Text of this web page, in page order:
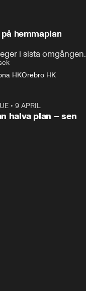
hemmaplan
i sista omgången.
HKÖrebro HK
• 9 APRIL
halva plan – sen